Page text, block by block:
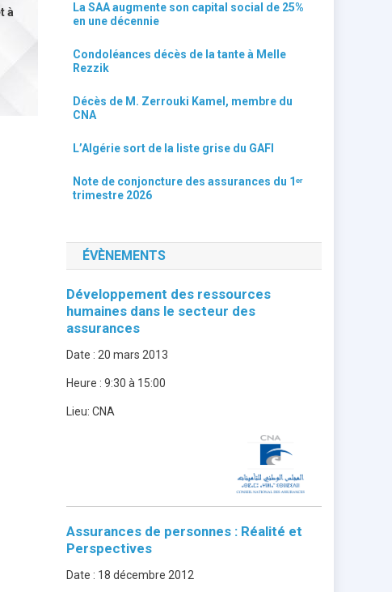
à
La SAA augmente son capital social de 25%
en une décennie
Condoléances décès de la tante à Melle
Rezzik
Décès de M. Zerrouki Kamel, membre du
CNA
L’Algérie sort de la liste grise du GAFI
Note de conjoncture des assurances du 1ᵉʳ
trimestre 2026
ÉVÈNEMENTS
Développement des ressources
humaines dans le secteur des
assurances
Date : 20 mars 2013
Heure :9:30 à 15:00
Lieu:CNA
Assurances de personnes : Réalité et
Perspectives
Date : 18 décembre 2012